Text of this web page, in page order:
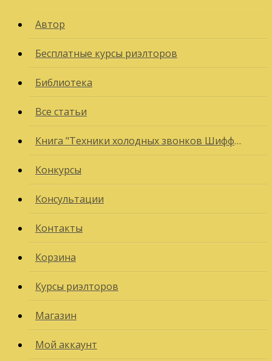
Автор
Бесплатные курсы риэлторов
Библиотека
Все статьи
Книга "Техники холодных звонков Шиффман"
Конкурсы
Консультации
Контакты
Корзина
Курсы риэлторов
Магазин
Мой аккаунт